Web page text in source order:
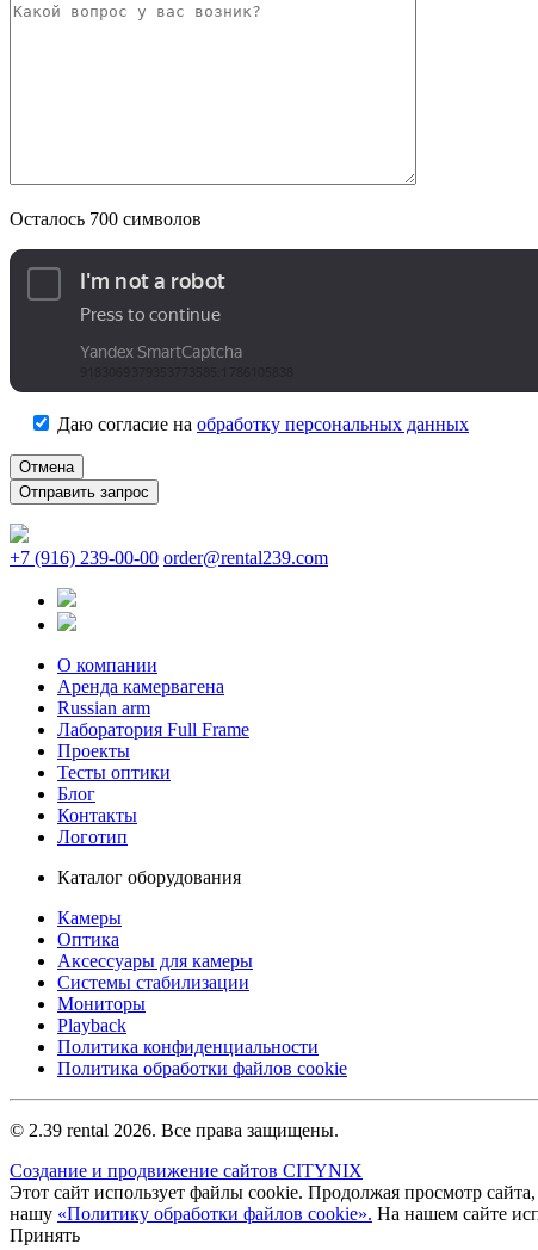
Осталось 700 символов
Даю согласие на обработку персональных данных
Отмена
+7 (916) 239-00-00 order@rental239.com
О компании
Аренда камервагена
Russian arm
Лаборатория Full Frame
Проекты
Тесты оптики
Блог
Контакты
Логотип
Каталог оборудования
Камеры
Оптика
Аксессуары для камеры
Системы стабилизации
Мониторы
Playback
Политика конфиденциальности
Политика обработки файлов cookie
© 2.39 rental 2026. Все права защищены.
Создание и продвижение сайтов CITYNIX
Этот сайт использует файлы cookie. Продолжая просмотр
нашу «Политику обработки файлов cookie». На нашем сайте
Принять